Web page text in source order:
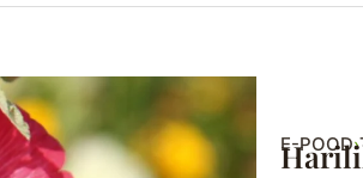
E-POOD›